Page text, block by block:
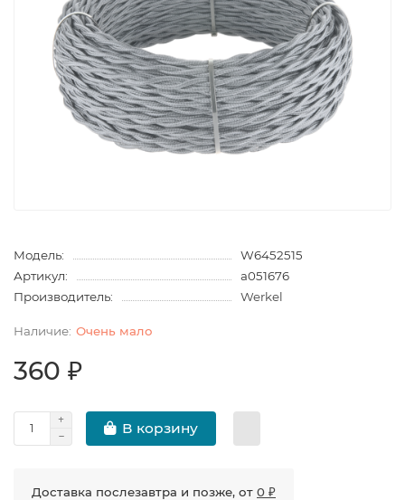
Модель:
W6452515
Артикул:
a051676
Производитель:
Werkel
Очень мало
360 ₽
В корзину
Доставка послезавтра и позже, от 0 ₽